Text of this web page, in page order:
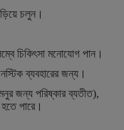
চলুন।
চিকিৎসা মনোযোগ পান।
ব্যবহারের জন্য।
জন্য পরিষ্কার ব্যতীত),
পারে।